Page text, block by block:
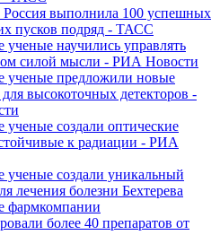
Россия выполнила 100 успешных
пусков подряд - ТАСС
ученые научились управлять
силой мысли - РИА Новости
ученые предложили новые
высокоточных детекторов -
ученые создали оптические
к радиации - РИА
ученые создали уникальный
лечения болезни Бехтерева
фармкомпании
более 40 препаратов от